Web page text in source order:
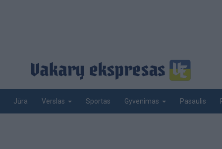
Jūra Verslas Sportas Gyvenimas Pasaulis